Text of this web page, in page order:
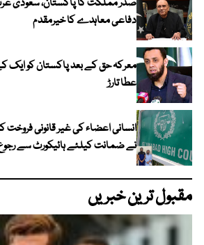
صدر مملکت کا پاکستان، سعودی
دفاعی معاہدے کا خیرمقدم
معرکہ حق کے بعد پاکستان کو ایک
عطا تارڑ
انسانی اعضاء کی غیر قانونی فروخت
نے ضمانت کیلئے ہائیکورٹ سے رجوع
مقبول ترین خبریں